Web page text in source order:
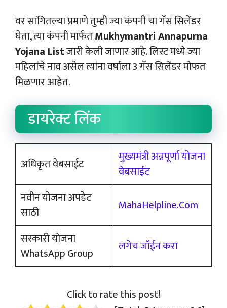
वर सांगितल्या प्रमाणे तुम्ही ज्या कंपनी चा गॅस सिलेंडर
घेता, त्या कंपनी मार्फतMukhymantri Annapurna
Yojana Listजारी केली जाणार आहे. लिस्ट मध्ये ज्या
महिलांचे नाव असेल त्यांना वर्षाला 3 गॅस सिलेंडर मोफत
मिळणार आहेत.
डायरेक्ट लिंक
अधिकृत वेबसाईट
मुख्यमंत्री अन्नपूर्णा योजना
वेबसाईट
नवीन योजना अपडेट
साठी
MahaHelpline.Com
सरकारी योजना
WhatsApp Group
लगेच जॉईन करा
Click to rate this post!